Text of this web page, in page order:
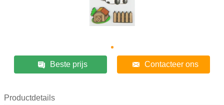
Beste prijs Contacteer ons
Productdetails